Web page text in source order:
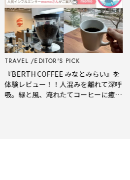
EDITOR'S PICK
BERTH COFFEE みなとみらい』を
験レビュー！！人混みを離れて深呼
。緑と風、淹れたてコーヒーに癒や